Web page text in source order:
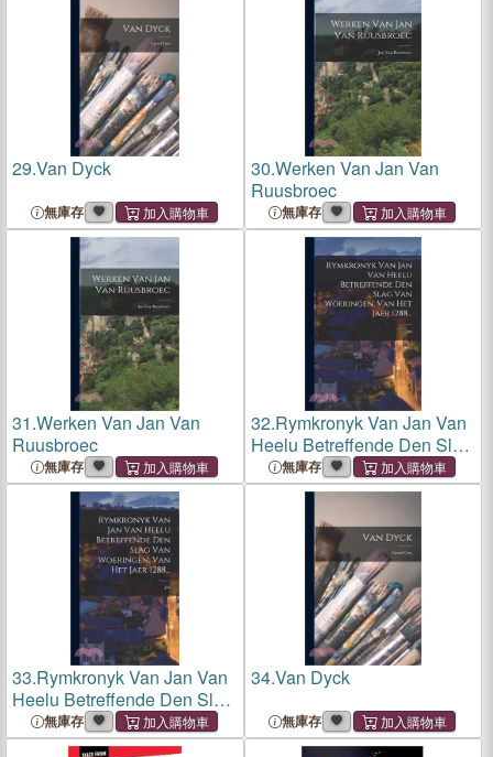
29.Van Dyck
無庫存
30.Werken Van Jan Van
Ruusbroec
無庫存
31.Werken Van Jan Van
Ruusbroec
無庫存
32.Rymkronyk Van Jan Van
Heelu Betreffende Den Slag
Van Woeringen, Van Het
Jaer 1288...
無庫存
33.Rymkronyk Van Jan Van
Heelu Betreffende Den Slag
Van Woeringen, Van Het
Jaer 1288...
無庫存
34.Van Dyck
無庫存